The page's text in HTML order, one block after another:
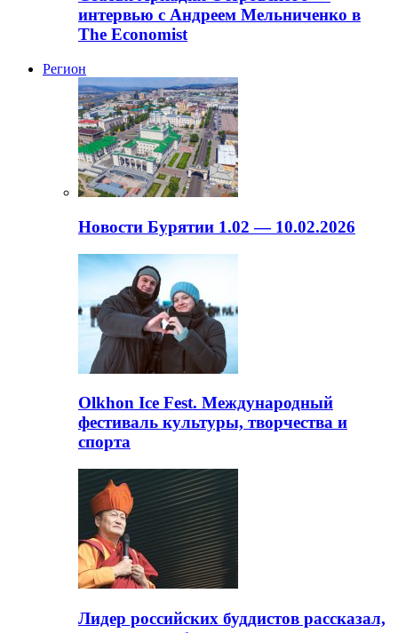
интервью с Андреем Мельниченко в
The Economist
Регион
Новости Бурятии 1.02 — 10.02.2026
Olkhon Ice Fest. Международный
фестиваль культуры, творчества и
спорта
Лидер российских буддистов рассказал,